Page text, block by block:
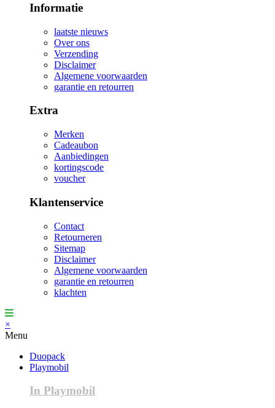
Informatie
laatste nieuws
Over ons
Verzending
Disclaimer
Algemene voorwaarden
garantie en retourren
Extra
Merken
Cadeaubon
Aanbiedingen
kortingscode
voucher
Klantenservice
Contact
Retourneren
Sitemap
Disclaimer
Algemene voorwaarden
garantie en retourren
klachten
×
Menu
Duopack
Playmobil
In Playmobil